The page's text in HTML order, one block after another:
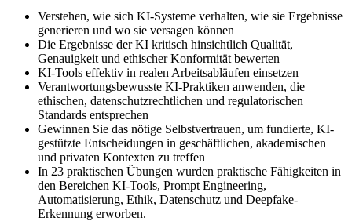
Verstehen, wie sich KI-Systeme verhalten, wie sie Ergebnisse
generieren und wo sie versagen können
Die Ergebnisse der KI kritisch hinsichtlich Qualität,
Genauigkeit und ethischer Konformität bewerten
KI-Tools effektiv in realen Arbeitsabläufen einsetzen
Verantwortungsbewusste KI-Praktiken anwenden, die
ethischen, datenschutzrechtlichen und regulatorischen
Standards entsprechen
Gewinnen Sie das nötige Selbstvertrauen, um fundierte, KI-
gestützte Entscheidungen in geschäftlichen, akademischen
und privaten Kontexten zu treffen
In 23 praktischen Übungen wurden praktische Fähigkeiten in
den Bereichen KI-Tools, Prompt Engineering,
Automatisierung, Ethik, Datenschutz und Deepfake-
Erkennung erworben.